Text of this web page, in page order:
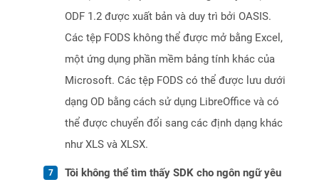
ODF 1.2 được xuất bản và duy trì bởi OASIS.
Các tệp FODS không thể được mở bằng Excel,
một ứng dụng phần mềm bảng tính khác của
Microsoft. Các tệp FODS có thể được lưu dưới
dạng OD bằng cách sử dụng LibreOffice và có
thể được chuyển đổi sang các định dạng khác
như XLS và XLSX.
Tôi không thể tìm thấy SDK cho ngôn ngữ yêu